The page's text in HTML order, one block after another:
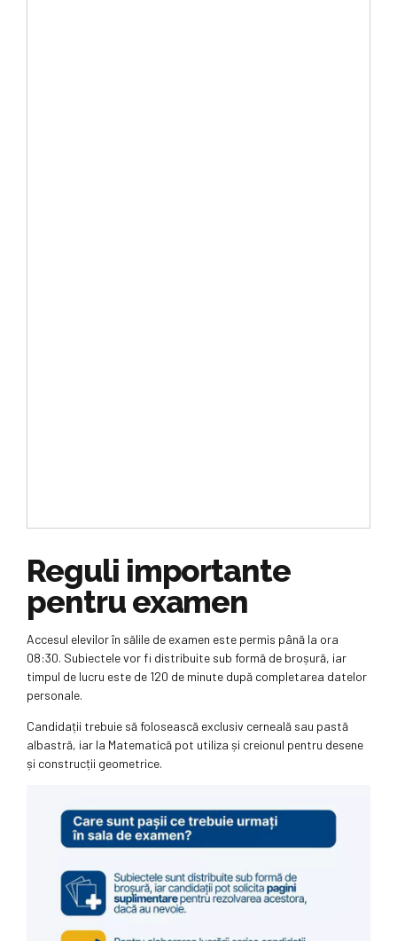
Reguli importante
pentru examen
Accesul elevilor în sălile de examen este permis până la ora
08:30. Subiectele vor fi distribuite sub formă de broșură, iar
timpul de lucru este de 120 de minute după completarea datelor
personale.
Candidații trebuie să folosească exclusiv cerneală sau pastă
albastră, iar la Matematică pot utiliza și creionul pentru desene
și construcții geometrice.